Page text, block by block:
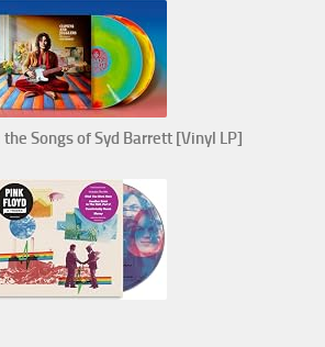
Songs of Syd Barrett [Vinyl LP]